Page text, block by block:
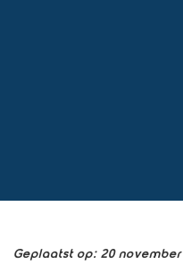
Geplaatst op: 20 november